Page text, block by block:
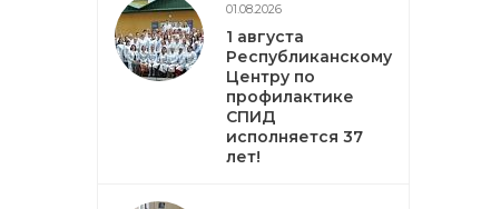
01.08.2026
1 августа
Республиканскому
Центру по
профилактике
СПИД
исполняется 37
лет!